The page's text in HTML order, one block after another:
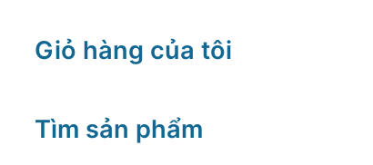
Giỏ hàng của tôi
Tìm sản phẩm